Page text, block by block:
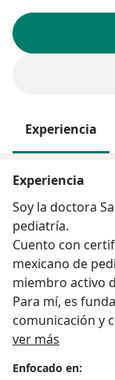
Experiencia
Experiencia
Soy la doctora
pediatría.
Cuento con
mexicano de
miembro activo
Para mí, es
comunicación y
familia, siempre
ver más
Enfocado en: